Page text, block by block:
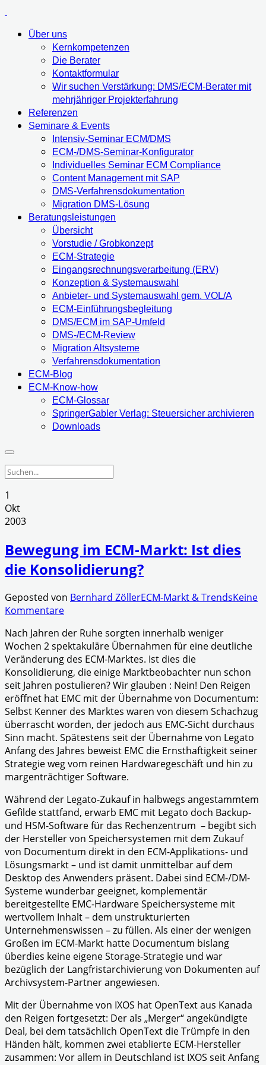
Über uns
Kernkompetenzen
Die Berater
Kontaktformular
Wir suchen Verstärkung: DMS/ECM-Berater mit
mehrjähriger Projekterfahrung
Referenzen
Seminare & Events
Intensiv-Seminar ECM/DMS
ECM-/DMS-Seminar-Konfigurator
Individuelles Seminar ECM Compliance
Content Management mit SAP
DMS-Verfahrensdokumentation
Migration DMS-Lösung
Beratungsleistungen
Übersicht
Vorstudie / Grobkonzept
ECM-Strategie
Eingangsrechnungsverarbeitung (ERV)
Konzeption & Systemauswahl
Anbieter- und Systemauswahl gem. VOL/A
ECM-Einführungsbegleitung
DMS/ECM im SAP-Umfeld
DMS-/ECM-Review
Migration Altsysteme
Verfahrensdokumentation
ECM-Blog
ECM-Know-how
ECM-Glossar
SpringerGabler Verlag: Steuersicher archivieren
Downloads
1
Okt
2003
Bewegung im ECM-Markt: Ist dies
die Konsolidierung?
Geposted von Bernhard ZöllerECM-Markt & TrendsKeine
Kommentare
Nach Jahren der Ruhe sorgten innerhalb weniger
Wochen 2 spektakuläre Übernahmen für eine deutliche
Veränderung des ECM-Marktes. Ist dies die
Konsolidierung, die einige Marktbeobachter nun schon
seit Jahren postulieren?Wir glauben : Nein! Den Reigen
eröffnet hat EMC mit der Übernahme von Documentum:
Selbst Kenner des Marktes waren von diesem Schachzug
überrascht worden, der jedoch aus EMC-Sicht durchaus
Sinn macht. Spätestens seit der Übernahme von Legato
Anfang des Jahres beweist EMC die Ernsthaftigkeit seiner
Strategie weg vom reinen Hardwaregeschäft und hin zu
margenträchtiger Software.
Während der Legato-Zukauf in halbwegs angestammtem
Gefilde stattfand, erwarb EMC mit Legato doch Backup-
und HSM-Software für das Rechenzentrum – begibt sich
der Hersteller von Speichersystemen mit dem Zukauf
von Documentum direkt in den ECM-Applikations- und
Lösungsmarkt – und ist damit unmittelbar auf dem
Desktop des Anwenders präsent. Dabei sind ECM-/DM-
Systeme wunderbar geeignet, komplementär
bereitgestellte EMC-Hardware Speichersysteme mit
wertvollem Inhalt – dem unstrukturierten
Unternehmenswissen – zu füllen. Als einer der wenigen
Großen im ECM-Markt hatte Documentum bislang
überdies keine eigene Storage-Strategie und war
bezüglich der Langfristarchivierung von Dokumenten auf
Archivsystem-Partner angewiesen.
Mit der Übernahme von IXOS hat OpenText aus Kanada
den Reigen fortgesetzt: Der als „Merger“ angekündigte
Deal, bei dem tatsächlich OpenText die Trümpfe in den
Händen hält, kommen zwei etablierte ECM-Hersteller
zusammen: Vor allem in Deutschland ist IXOS seit Anfang